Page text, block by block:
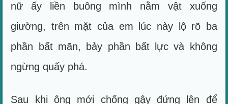
nữ ấy liền buông mình nằm vật xuống
giường, trên mặt của em lúc này lộ rõ ba
phần bất mãn, bảy phần bất lực và không
ngừng quấy phá.
Sau khi ông mới chống gậy đứng lên để